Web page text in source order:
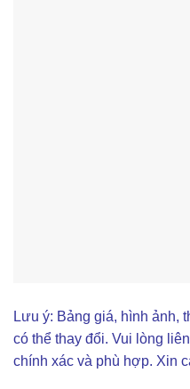
Lưu ý: Bảng giá, hình ảnh,
có thể thay đổi. Vui lòng
chính xác và phù hợp. Xin